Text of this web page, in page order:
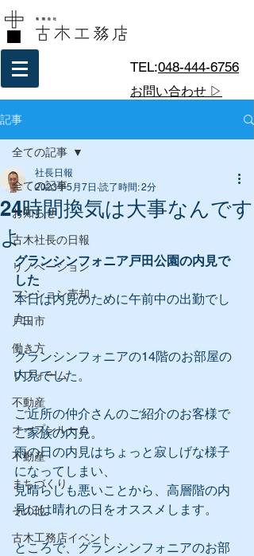
TEL:048-444-6756
お問い合わせ ▷
記事
全ての記事
お知らせ
古木社長の日報
リノベーション
マンション売却
戸田市
働き方
リフォーム
不動産
オープンルーム
不動産
まちづくり
その他
古木工務店イベント
全ての記事
24時間換気は大事なんです
よ
社長日報
2023年5月7日 読了時間: 2分
グランシンフォニア戸田公園の内見で
した
本日は内見のために午前中の出勤でし
た。
グランシンフォニアの14階のお部屋の
内見でした。
ご近所の仲介さんのご紹介のお客様で
ご家族の内見。
雨の日の内見はちょっと寂しげな様子
になってしまい、
見晴らしも悪いことから、高層階の内
見には晴れの日をオススメします。
ところで、グランシンフォニアのお部